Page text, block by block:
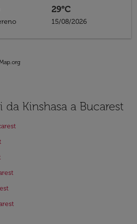
29°C
15/08/2026
Kinshasa a Bucarest